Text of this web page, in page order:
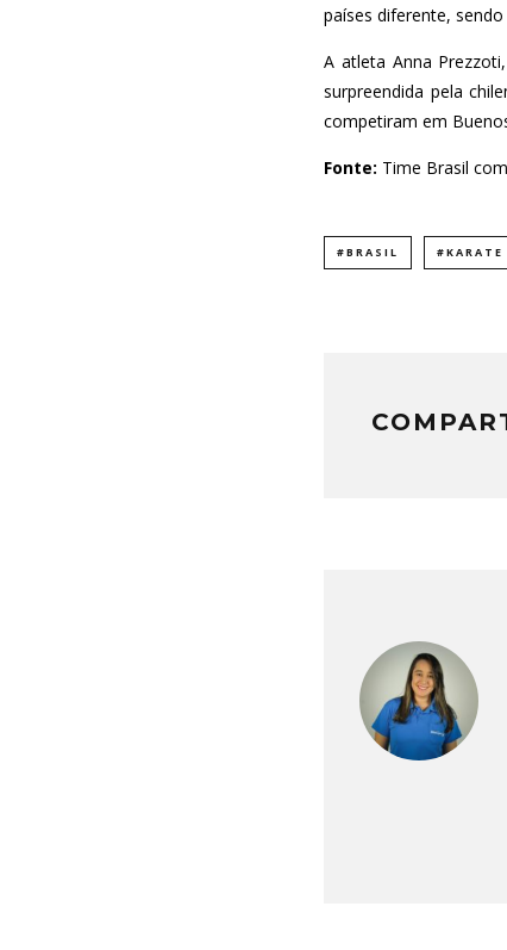
países diferente,
A atleta Anna
surpreendida pela
competiram em
Fonte: Time Brasil
#BRASIL #KARATE